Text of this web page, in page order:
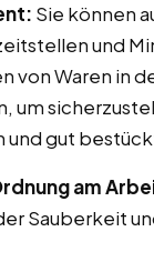
Sie können
und
von Waren in
um
gut
am
Sauberkeit